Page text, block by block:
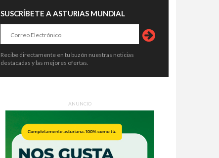
SUSCRÍBETE A ASTURIAS MUNDIAL
Recibe directamente en tu buzón nuestras noticias
destacadas y las mejores ofertas.
ANUNCIO